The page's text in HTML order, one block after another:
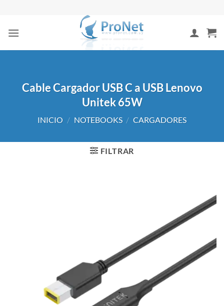
contenido
Cable Cargador USB C a USB Lenovo
Unitek 65W
INICIO / NOTEBOOKS / CARGADORES
FILTRAR